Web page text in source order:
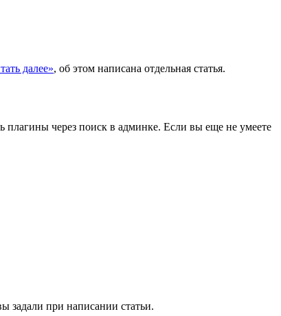
далее», об этом написана отдельная статья.
плагины через поиск в админке. Если вы еще не умеете
задали при написании статьи.